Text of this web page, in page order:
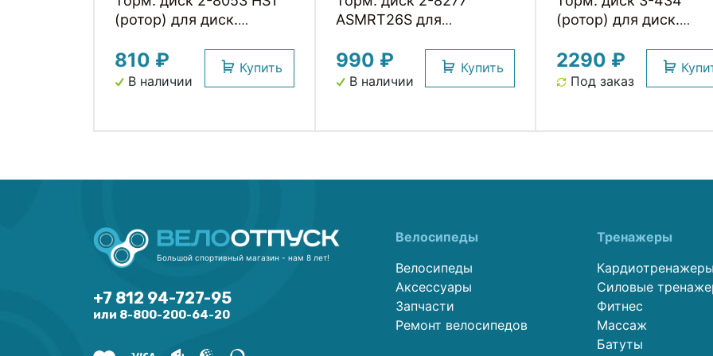
(ротор) для диск.
болтов нерж. сталь (без
упаковки) серебристый
810 ₽
В наличии
Купить
ASMRT26S для
болтов 160мм нерж. для
пластик. колодок сталь,
990 ₽
В наличии
Купить
(ротор) для диск.
LOCK нерж. сталь
серебр. C-CL-180-1-
2290 ₽
Под заказ
Большой спортивный магазин - нам 8 лет!
+7 812 94-727-95
или 8-800-200-64-20
Велосипеды
Велосипеды
Аксессуары
Запчасти
Ремонт велосипедов
Тренажеры
Кардиотренажеры
Силовые
Фитнес
Массаж
Батуты